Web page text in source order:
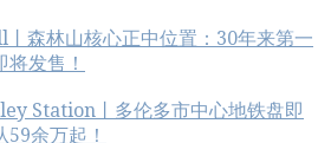
森林山核心正中位置：30年来第一
发售！
Station丨多伦多市中心地铁盘即
余万起！